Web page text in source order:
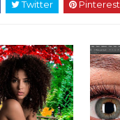
Twitter Pinterest